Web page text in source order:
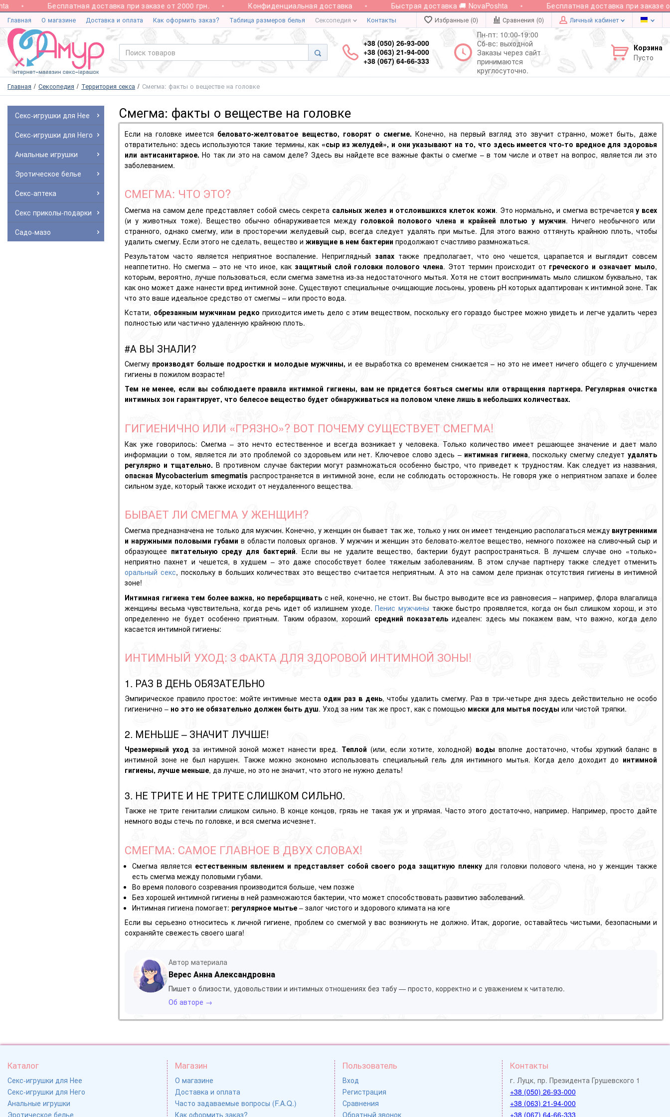
Бесплатная доставка при заказе от 2000 грн. Конфиденциальная доставка Быстрая доставка 🚚 NovaPoshta Бесплатная доставка при заказе от
Главная О магазине Доставка и оплата Как оформить заказ? Таблица размеров белья Сексопедия Контакты Избранные (0) Сравнения (0) Личный кабинет
+38 (050) 26-93-000
+38 (063) 21-94-000
+38 (067) 64-66-333
Пн-пт: 10:00-19:00
Сб-вс: выходной
Заказы через сайт
принимаются
круглосуточно.
Корзина
Пусто
Главная Сексопедия Территория секса Смегма: факты о веществе на головке
Секс-игрушки для Нее
Секс-игрушки для Него
Анальные игрушки
Эротическое белье
Секс-аптека
Секс приколы-подарки
Садо-мазо
Смегма: факты о веществе на головке
Если на головке имеется беловато-желтоватое вещество, говорят о смегме.Конечно, на первый взгляд это звучит странно, может быть, даже
отвратительно: здесь используются такие термины, как «сыр из желудей», и они указывают на то, что здесь имеется что-то вредное для здоровья
или антисанитарное.Но так ли это на самом деле? Здесь вы найдете все важные факты о смегме – в том числе и ответ на вопрос, является ли это
заболеванием.
СМЕГМА: ЧТО ЭТО?
Смегма на самом деле представляет собой смесь секрета сальных желез и отслоившихся клеток кожи. Это нормально, и смегма встречаетсяу всех
(и у животных тоже). Вещество обычно обнаруживается между головкой полового члена и крайней плотью у мужчин. Ничего необычного или
странного, однако смегму, или в просторечии желудевый сыр, всегда следует удалять при мытье. Для этого важно оттянуть крайнюю плоть, чтобы
удалить смегму. Если этого не сделать, вещество и живущие в нем бактерии продолжают счастливо размножаться.
Результатом часто является неприятное воспаление. Неприглядный запах также предполагает, что оно чешется, царапается и выглядит совсем
неаппетитно. Но смегма – это не что иное, как защитный слой головки полового члена. Этот термин происходит от греческого и означает мыло,
которым, вероятно, лучше пользоваться, если смегма заметна из-за недостаточного мытья. Хотя не стоит воспринимать мыло слишком буквально, так
как оно может даже нанести вред интимной зоне. Существуют специальные очищающие лосьоны, уровень pH которых адаптирован к интимной зоне. Так
что это ваше идеальное средство от смегмы – или просто вода.
Кстати, обрезанным мужчинам редко приходится иметь дело с этим веществом, поскольку его гораздо быстрее можно увидеть и легче удалить через
полностью или частично удаленную крайнюю плоть.
#А ВЫ ЗНАЛИ?
Смегму производят больше подростки и молодые мужчины, и ее выработка со временем снижается – но это не имеет ничего общего с улучшением
гигиены в пожилом возрасте!
Тем не менее, если вы соблюдаете правила интимной гигиены, вам не придется бояться смегмы или отвращения партнера. Регулярная очистка
интимных зон гарантирует, что белесое вещество будет обнаруживаться на половом члене лишь в небольших количествах.
ГИГИЕНИЧНО ИЛИ «ГРЯЗНО»? ВОТ ПОЧЕМУ СУЩЕСТВУЕТ СМЕГМА!
Как уже говорилось: Смегма – это нечто естественное и всегда возникает у человека. Только количество имеет решающее значение и дает мало
информации о том, является ли это проблемой со здоровьем или нет. Ключевое слово здесь – интимная гигиена, поскольку смегму следуетудалять
регулярно и тщательно.В противном случае бактерии могут размножаться особенно быстро, что приведет к трудностям. Как следует из названия,
опасная Mycobacterium smegmatisраспространяется в интимной зоне, если не соблюдать осторожность. Не говоря уже о неприятном запахе и более
сильном зуде, который также исходит от неудаленного вещества.
БЫВАЕТ ЛИ СМЕГМА У ЖЕНЩИН?
Смегма предназначена не только для мужчин. Конечно, у женщин он бывает так же, только у них он имеет тенденцию располагаться между внутренними
и наружными половыми губами в области половых органов. У мужчин и женщин это беловато-желтое вещество, немного похожее на сливочный сыр и
образующее питательную среду для бактерий. Если вы не удалите вещество, бактерии будут распространяться. В лучшем случае оно «только»
неприятно пахнет и чешется, в худшем – это даже способствует более тяжелым заболеваниям. В этом случае партнеру также следует отменить
оральный секс, поскольку в больших количествах это вещество считается неприятным. А это на самом деле признак отсутствия гигиены в интимной
зоне!
Интимная гигиена тем более важна, но перебарщивать с ней, конечно, не стоит. Вы быстро выводите все из равновесия – например, флора влагалища
женщины весьма чувствительна, когда речь идет об излишнем уходе.Пенис мужчины также быстро проявляется, когда он был слишком хорош, и это
определенно не будет особенно приятным. Таким образом, хороший средний показатель идеален: здесь мы покажем вам, что важно, когда дело
касается интимной гигиены:
ИНТИМНЫЙ УХОД: 3 ФАКТА ДЛЯ ЗДОРОВОЙ ИНТИМНОЙ ЗОНЫ!
1. РАЗ В ДЕНЬ ОБЯЗАТЕЛЬНО
Эмпирическое правило простое: мойте интимные места один раз в день, чтобы удалить смегму. Раз в три-четыре дня здесь действительно не особо
гигиенично – но это не обязательно должен быть душ. Уход за ним так же прост, как с помощью миски для мытья посуды или чистой тряпки.
2. МЕНЬШЕ – ЗНАЧИТ ЛУЧШЕ!
Чрезмерный уход за интимной зоной может нанести вред. Теплой (или, если хотите, холодной) воды вполне достаточно, чтобы хрупкий баланс в
интимной зоне не был нарушен. Также можно экономно использовать специальный гель для интимного мытья. Когда дело доходит до интимной
гигиены, лучше меньше, да лучше, но это не значит, что этого не нужно делать!
3. НЕ ТРИТЕ И НЕ ТРИТЕ СЛИШКОМ СИЛЬНО.
Также не трите гениталии слишком сильно. В конце концов, грязь не такая уж и упрямая. Часто этого достаточно, например. Например, просто дайте
немного воды стечь по головке, и вся смегма исчезнет.
СМЕГМА: САМОЕ ГЛАВНОЕ В ДВУХ СЛОВАХ!
Смегма является естественным явлением и представляет собой своего рода защитную пленку для головки полового члена, но у женщин также
есть смегма между половыми губами.
Во времяполового созревания производится больше, чем позже
Без хорошей интимной гигиены в ней размножаются бактерии, что может способствовать развитию заболеваний.
Интимная гигиена помогает: регулярное мытье – залог чистого и здорового климата на юге
Если вы серьезно относитесь к личной гигиене, проблем со смегмой у вас возникнуть не должно. Итак, дорогие, оставайтесь чистыми, безопасными и
сохраняйте свежесть своего шага!
Автор материала
Верес Анна Александровна
Пишет о близости, удовольствии и интимных отношениях без табу — просто, корректно и с уважением к читателю.
Об авторе →
Каталог
Секс-игрушки для Нее
Секс-игрушки для Него
Анальные игрушки
Эротическое белье
Магазин
О магазине
Доставка и оплата
Часто задаваемые вопросы (F.A.Q.)
Как оформить заказ?
Пользователь
Вход
Регистрация
Сравнения
Обратный звонок
Контакты
г. Луцк, пр. Президента Грушевского 1
+38 (050) 26-93-000
+38 (063) 21-94-000
+38 (067) 64-66-333